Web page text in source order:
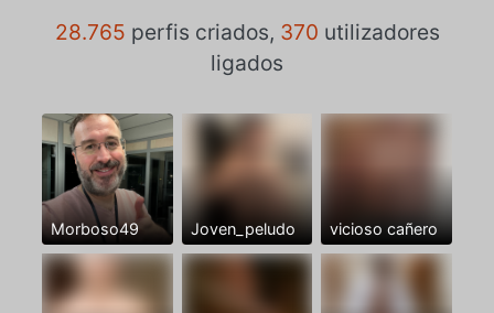
28.765 perfis criados, 370 utilizadores
ligados
Morboso49 Joven_peludo vicioso cañero